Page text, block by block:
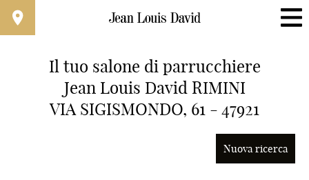
Trova un salone vicino a casa tua
Il tuo salone di parrucchiere
Jean Louis David RIMINI
VIA SIGISMONDO, 61 - 47921
Nuova ricerca